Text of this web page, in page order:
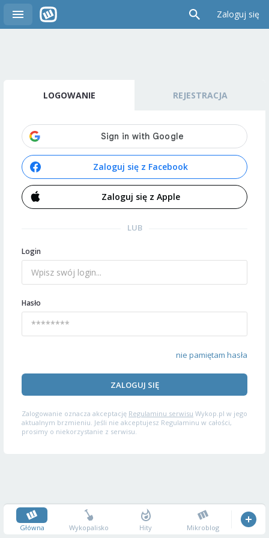
Zaloguj się
LOGOWANIE REJESTRACJA
Zaloguj się z Facebook
Zaloguj się z Apple
LUB
Login
Hasło
nie pamiętam hasła
ZALOGUJ SIĘ
Zalogowanie oznacza akceptację Regulaminu serwisu Wykop.pl w jego
aktualnym brzmieniu. Jeśli nie akceptujesz Regulaminu w całości,
prosimy o niekorzystanie z serwisu.
Główna Wykopalisko Hity Mikroblog